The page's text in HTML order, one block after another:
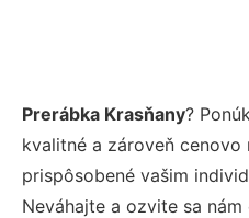
Prerábka Krasňany?
kvalitné a zároveň cenovo
prispôsobené vašim
Neváhajte a ozvite sa